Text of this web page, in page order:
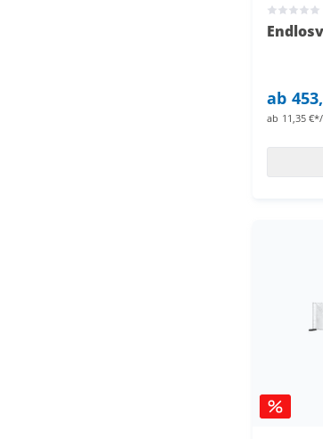
ab
ab 11,35